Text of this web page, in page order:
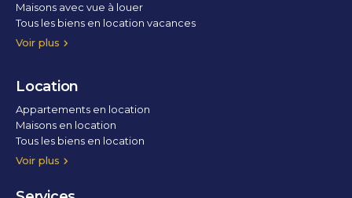
Voir plus
Maisons avec vue à louer
Tous les biens en location vacances
Location
Voir plus
Appartements en location
Maisons en location
Tous les biens en location